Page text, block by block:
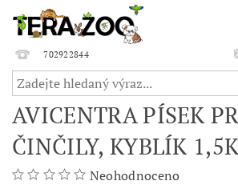
702922844
AVICENTRA PÍSEK
ČINČILY, KYBLÍK
Neohodnoceno